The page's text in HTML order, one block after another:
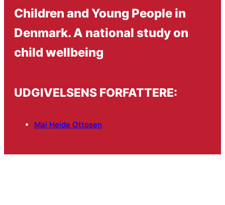
Children and Young People in
Denmark. A national study on
child wellbeing
UDGIVELSENS FORFATTERE:
Mai Heide Ottosen